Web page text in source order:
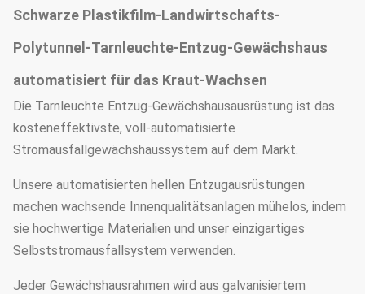
Schwarze Plastikfilm-Landwirtschafts-
Polytunnel-Tarnleuchte-Entzug-Gewächshaus
automatisiert für das Kraut-Wachsen
Die Tarnleuchte Entzug-Gewächshausausrüstung ist das
kosteneffektivste, voll-automatisierte
Stromausfallgewächshaussystem auf dem Markt.
Unsere automatisierten hellen Entzugausrüstungen
machen wachsende Innenqualitätsanlagen mühelos, indem
sie hochwertige Materialien und unser einzigartiges
Selbststromausfallsystem verwenden.
Jeder Gewächshausrahmen wird aus galvanisiertem